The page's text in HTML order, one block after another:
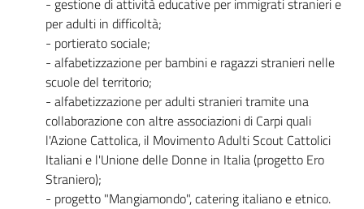
- gestione di attività educative per immigrati stranieri e
per adulti in difficoltà;
- portierato sociale;
- alfabetizzazione per bambini e ragazzi stranieri nelle
scuole del territorio;
- alfabetizzazione per adulti stranieri tramite una
collaborazione con altre associazioni di Carpi quali
l'Azione Cattolica, il Movimento Adulti Scout Cattolici
Italiani e l'Unione delle Donne in Italia (progetto Ero
Straniero);
- progetto "Mangiamondo", catering italiano e etnico.